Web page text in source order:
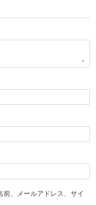
、メールアドレス、サイ